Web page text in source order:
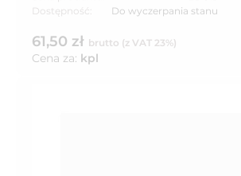
Dostępność:
Do wyczerpania stanu
61,50 zł brutto (z VAT 23%)
Cena za: kpl